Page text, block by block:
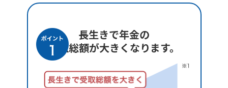
長生きで年金の
受取総額が大きくなります。